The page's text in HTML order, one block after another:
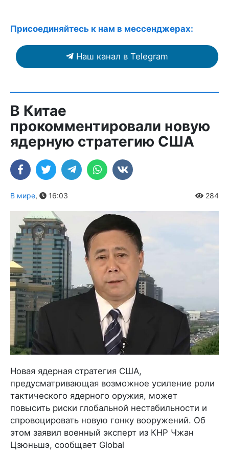
Присоединяйтесь к нам в мессенджерах:
Наш канал в Telegram
В Китае
прокомментировали новую
ядерную стратегию США
В мире, 16:03 284
Новая ядерная стратегия США,
предусматривающая возможное усиление роли
тактического ядерного оружия, может
повысить риски глобальной нестабильности и
спровоцировать новую гонку вооружений. Об
этом заявил военный эксперт из КНР Чжан
Цзюньшэ, сообщает Global